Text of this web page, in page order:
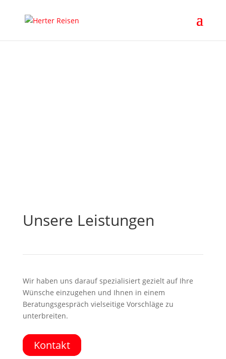
Unsere Leistungen
Wir haben uns darauf spezialisiert gezielt auf Ihre
Wünsche einzugehen und Ihnen in einem
Beratungsgespräch vielseitige Vorschläge zu
unterbreiten.
Kontakt